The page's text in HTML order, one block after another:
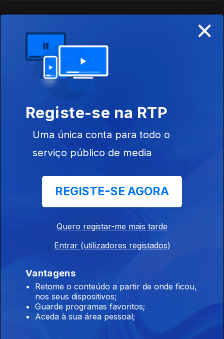
26 jul. 2026
Edição I Eduarda Mendes
Edição | Lília Almeida
Edição | Lília Almeida
Edição | Lília Almeida
Edição | Margarida Pereira
20 jul. 2026
×
Registe-se na RTP
Uma única conta para todo o
serviço público de media
REGISTE-SE AGORA
Quero registar-me mais tarde
Entrar (utilizadores registados)
Vantagens
Retome o conteúdo a partir de onde ficou,
nos seus dispositivos;
Guarde programas favoritos;
Aceda à sua área pessoal;